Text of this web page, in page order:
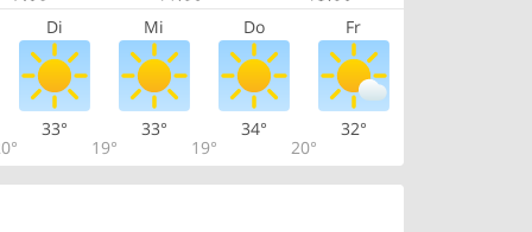
Di Mi Do Fr
33°
19°
33°
19°
34°
20°
32°